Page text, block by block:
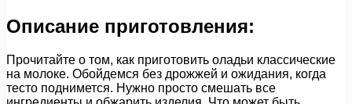
Описание приготовления:
Прочитайте о том, как приготовить оладьи классические
на молоке. Обойдемся без дрожжей и ожидания, когда
тесто поднимется. Нужно просто смешать все